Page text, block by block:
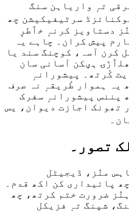
تہٕ واریاہن سنگ
سرٹیفیکیشن چھ
دستاویز کرنہٕ خٲطرٕ
پیش کران۔ چاہے یہ
کرن آسہ، کوچنگ سند یا
ہؠکن آسانی سان
کٔرتھ۔ پیشورانہٕ
یہ ہموار طٔریقہٕ نہ صرف
پننس پیشورانہٕ سفرک
تھونک اجازت دیوان، یس
تصور۔
منٛز، ڈیجیٹل
پائیداری کن اکھ قدم۔
ضرورت ختم کرتھ، چھ
شپنگ تہٕ فزیکل